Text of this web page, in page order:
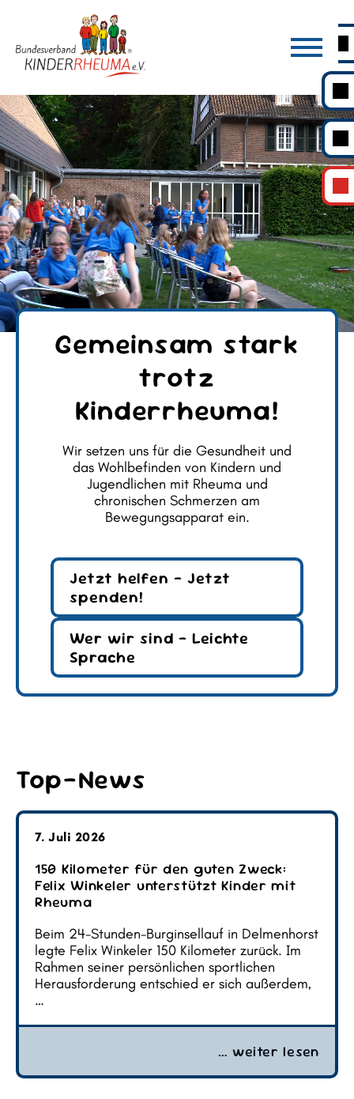
Gemeinsam stark
trotz
Kinderrheuma!
Wir setzen uns für die Gesundheit und
das Wohlbefinden von Kindern und
Jugendlichen mit Rheuma und
chronischen Schmerzen am
Bewegungsapparat ein.
Jetzt helfen – Jetzt
spenden!
Wer wir sind – Leichte
Sprache
Top-News
7. Juli 2026
150 Kilometer für den guten Zweck:
Felix Winkeler unterstützt Kinder mit
Rheuma
Beim 24-Stunden-Burginsellauf in Delmenhorst
legte Felix Winkeler 150 Kilometer zurück. Im
Rahmen seiner persönlichen sportlichen
Herausforderung entschied er sich außerdem,
…
… weiter lesen